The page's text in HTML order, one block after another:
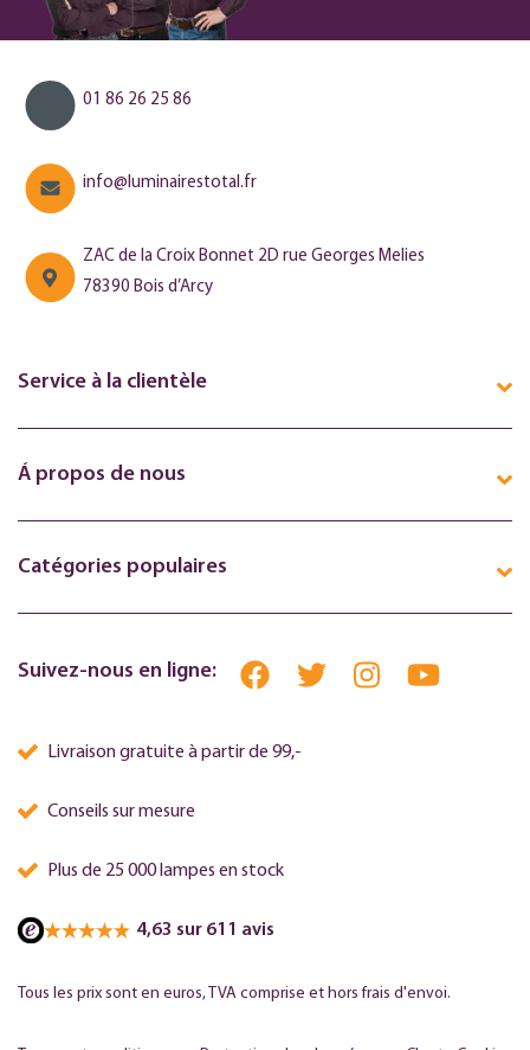
01 86 26 25 86
info@luminairestotal.fr
ZAC de la Croix Bonnet 2D rue Georges Melies
78390 Bois d’Arcy
Service à la clientèle
Á propos de nous
Catégories populaires
Suivez-nous en ligne:
Livraison gratuite à partir de 99,-
Conseils sur mesure
Plus de 25 000 lampes en stock
4,63 sur 611 avis
Tous les prix sont en euros, TVA comprise et hors frais d'envoi.